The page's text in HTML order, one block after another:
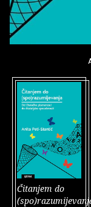
Čitanjem do